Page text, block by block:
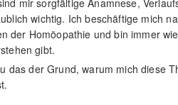
wichtig. Ich beschäftige mich
der Homöopathie und bin immer
gibt.
das der Grund, warum mich diese